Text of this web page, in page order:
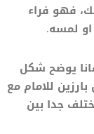
فهو فراء
لمسه.
يوضح شكل
للامام مع
جدا بين